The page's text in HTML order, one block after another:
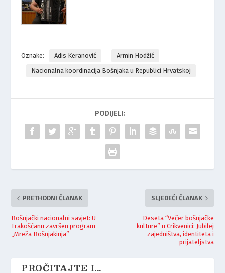
Oznake: Adis Keranović
Armin Hodžić
Nacionalna koordinacija Bošnjaka u Republici Hrvatskoj
PODIJELI:
PRETHODNI ČLANAK
Bošnjački nacionalni savjet: U
Trakošćanu završen program
„Mreža Bošnjakinja”
SLJEDEĆI ČLANAK
Deseta “Večer bošnjačke
kulture” u Crikvenici: Jubilej
zajedništva, identiteta i
prijateljstva
PROČITAJTE I...